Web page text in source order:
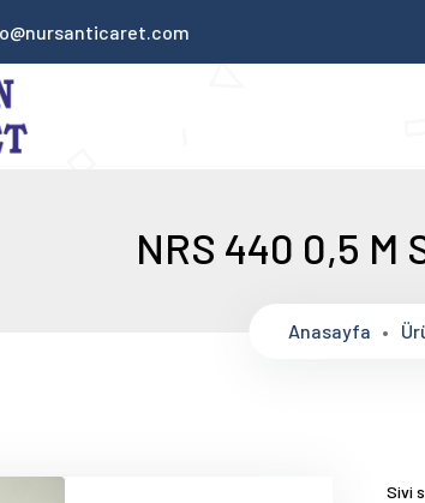
NRS 440 0,5 M
Anasayfa
Sivi